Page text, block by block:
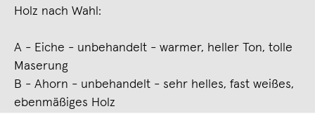
Holz nach Wahl:
A - Eiche - unbehandelt - warmer, heller Ton, tolle
Maserung
B - Ahorn - unbehandelt - sehr helles, fast weißes,
ebenmäßiges Holz